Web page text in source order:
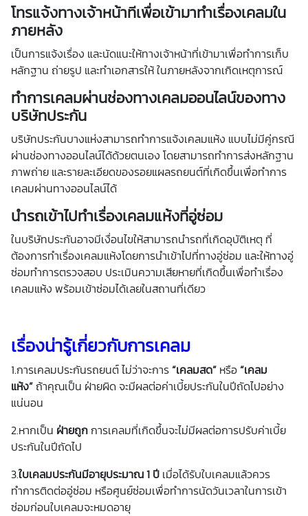
โทรแจ้งทางเจ้าหน้าทีเพื่อเข้ามาทำเรื่องเคลมใน
ภายหลัง
เป็นการแจ้งเรื่อง และนัดแนะให้ทางเจ้าหน้าที่เข้ามาเพื่อทำการเก็บ
หลักฐาน ถ่ายรูป และทำเอกสารให้ ในภายหลังจากเกิดเหตุการณ์
ทำการเคลมผ่านช่องทางเคลมออนไลน์ของทาง
บริษัทประกัน
บริษัทประกันบางแห่งสามารถทำการแจ้งเคลมแห้ง แบบไม่มีคู่กรณี
ผ่านช่องทางออนไลน์ได้ด้วยตนเอง โดยสามารถทำการส่งหลักฐาน
ภาพถ่าย และรายละเอียดของรอยแผลรถยนต์ที่เกิดขึ้นเพื่อทำการ
เคลมผ่านทางออนไลน์ได้
นำรถเข้าไปทำเรื่องเคลมแห้งที่อู่ซ่อม
ในบริษัทประกันอาจมีเงื่อนไขให้สามารถนำรถที่เกิดอุบัติเหตุ ที่
ต้องการทำเรื่องเคลมแห้งโดยการนำเข้าไปที่ทางอู่ซ่อม และให้ทางอู่
ซ่อมทำการตรวจสอบ ประเมินความเสียหายที่เกิดขึ้นเพื่อทำเรื่อง
เคลมแห้ง พร้อมเข้าซ่อมได้เลยในสถานที่เดียว
เรื่องน่ารู้เกี่ยวกับการเคลม
1.การเคลมประกันรถยนต์ ไม่ว่าจะการ“เคลมสด” หรือ“เคลม
แห้ง”ถ้าคุณเป็น ฝ่ายผิด จะมีผลต่อค่าเบี้ยประกันในปีถัดไปอย่าง
แน่นอน
2.หากเป็น ฝ่ายถูกการเคลมที่เกิดขึ้นจะไม่มีผลต่อการปรับค่าเบี้ย
ประกันในปีถัดไป
3.ใบเคลมประกันมีอายุประมาณ 1 ปี เมื่อได้รับใบเคลมแล้วควร
ทำการติดต่ออู่ซ่อม หรือศูนย์ซ่อมเพื่อทำการนัดวันเวลาในการเข้า
ซ่อมก่อนใบเคลมจะหมดอายุ